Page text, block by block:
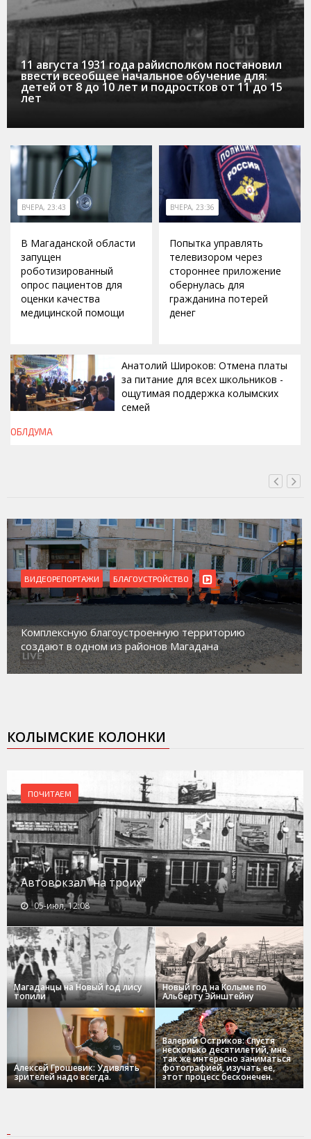
11 августа 1931 года райисполком постановил
ввести всеобщее начальное обучение для:
детей от 8 до 10 лет и подростков от 11 до 15
лет
ВЧЕРА, 23:43
В Магаданской области
запущен
роботизированный
опрос пациентов для
оценки качества
медицинской помощи
ВЧЕРА, 23:36
Попытка управлять
телевизором через
стороннее приложение
обернулась для
гражданина потерей
денег
ВЧЕРА, 23:13
Анатолий Широков: Отмена платы
за питание для всех школьников -
ощутимая поддержка колымских
семей
ОБЛДУМА
ВИДЕОРЕПОРТАЖИ
Магадан присоединился к пилотному проекту по
работе с несовершеннолетними из групп
социального риска «Переправа»
КОЛЫМСКИЕ КОЛОНКИ
ПОЧИТАЕМ
Автовокзал "на троих"
05-июл, 12:08
Магаданцы на Новый год лису
топили
Новый год на Колыме по
Альберту Эйнштейну
Алексей Грошевик: Удивлять
зрителей надо всегда.
Валерий Остриков: Спустя
несколько десятилетий, мне
так же интересно заниматься
фотографией, изучать ее,
этот процесс бесконечен.